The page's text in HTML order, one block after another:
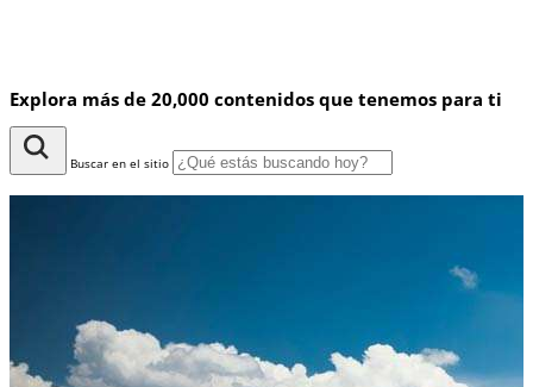
Explora más de 20,000 contenidos que tenemos para ti
Buscar en el sitio